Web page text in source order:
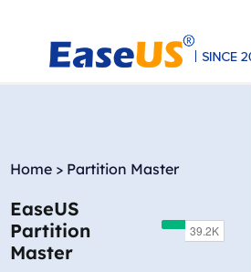
EaseUS
Home > Partition Master
EaseUS
Partition
Master